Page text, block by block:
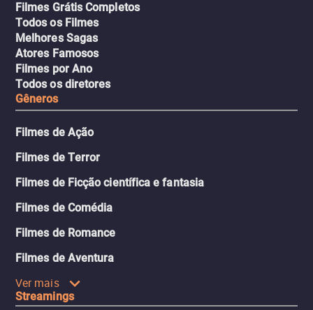
Filmes Grátis Completos
Todos os Filmes
Melhores Sagas
Atores Famosos
Filmes por Ano
Todos os diretores
Gêneros
Filmes de Ação
Filmes de Terror
Filmes de Ficção científica e fantasia
Filmes de Comédia
Filmes de Romance
Filmes de Aventura
Ver mais
Streamings